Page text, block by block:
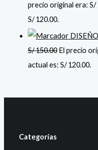
precio original era: S/
S/ 120.00.
S/150.00 El precio
actual es: S/ 120.00.
Categorías